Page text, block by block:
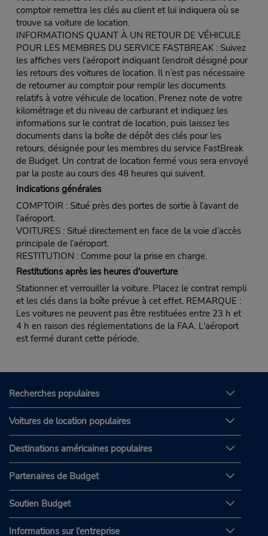
comptoir remettra les clés au client et lui indiquera où se
trouve sa voiture de location.
INFORMATIONS QUANT À UN RETOUR DE VÉHICULE
POUR LES MEMBRES DU SERVICE FASTBREAK : Suivez
les affiches vers l’aéroport indiquant l’endroit désigné pour
les retours des voitures de location. Il n’est pas nécessaire
de retourner au comptoir pour remplir les documents
relatifs à votre véhicule de location. Prenez note de votre
kilométrage et du niveau de carburant et indiquez les
informations sur le contrat de location, puis laissez les
documents dans la boîte de dépôt des clés pour les
retours, désignée pour les membres du service FastBreak
de Budget. Un contrat de location fermé vous sera envoyé
par la poste au cours des 48 heures qui suivent.
Indications générales
COMPTOIR : Situé près des portes de sortie à l’avant de
l’aéroport.
VOITURES : Situé directement en face de la voie d’accès
principale de l’aéroport.
RESTITUTION : Comme pour la prise en charge.
Restitutions après les heures d'ouverture
Stationner et verrouiller la voiture. Placez le contrat rempli
et les clés dans la boîte prévue à cet effet. REMARQUE :
Les voitures ne peuvent pas être restituées entre 23 h et
4 h en raison des réglementations de la FAA. L'aéroport
est fermé durant cette période.
Recherches populaires
Voitures de location populaires
Destinations américaines populaires
Partenaires de Budget
Soutien Budget
Informations sur l'entreprise